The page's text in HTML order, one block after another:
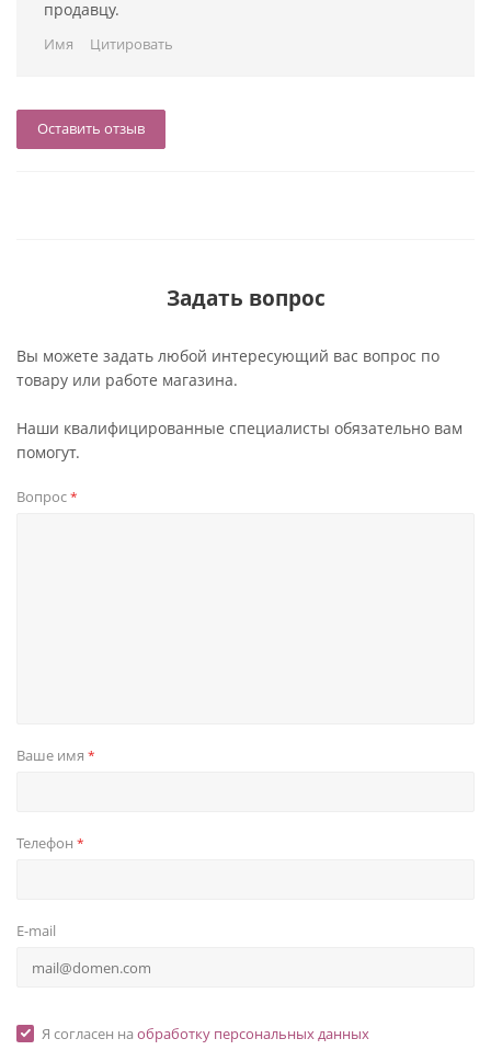
продавцу.
Имя Цитировать
Оставить отзыв
Задать вопрос
Вы можете задать любой интересующий вас вопрос по
товару или работе магазина.
Наши квалифицированные специалисты обязательно вам
помогут.
Вопрос*
Ваше имя *
Телефон *
E-mail
Я согласен на обработку персональных данных